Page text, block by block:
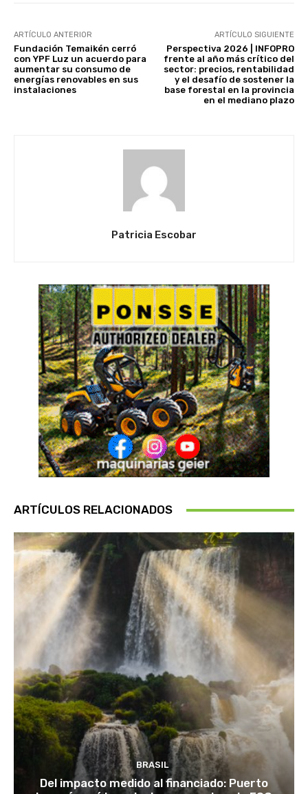
ARTÍCULO ANTERIOR
Fundación Temaikén cerró
con YPF Luz un acuerdo para
aumentar su consumo de
energías renovables en sus
instalaciones
ARTÍCULO SIGUIENTE
Perspectiva 2026 | INFOPRO
frente al año más crítico del
sector: precios, rentabilidad
y el desafío de sostener la
base forestal en la provincia
en el mediano plazo
Patricia Escobar
ARTÍCULOS RELACIONADOS
BRASIL
Del impacto medido al financiado: Puerto